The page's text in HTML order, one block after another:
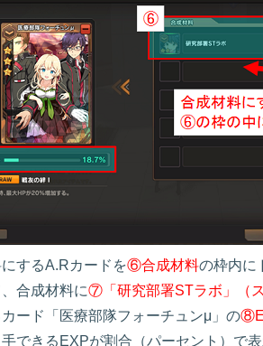
するA.Rカードを⑥合成材料の枠内に
合成材料に⑦「研究部署STラボ」（
ード「医療部隊フォーチュンμ」の
できるEXPが割合（パーセント）で